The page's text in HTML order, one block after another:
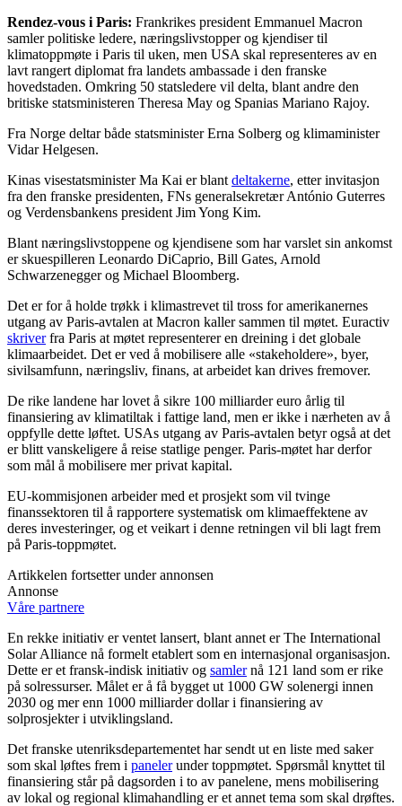
Rendez-vous i Paris: Frankrikes president Emmanuel Macron
samler politiske ledere, næringslivstopper og kjendiser til
klimatoppmøte i Paris til uken, men USA skal representeres av en
lavt rangert diplomat fra landets ambassade i den franske
hovedstaden. Omkring 50 statsledere vil delta, blant andre den
britiske statsministeren Theresa May og Spanias Mariano Rajoy.
Fra Norge deltar både statsminister Erna Solberg og klimaminister
Vidar Helgesen.
Kinas visestatsminister Ma Kai er blant deltakerne, etter invitasjon
fra den franske presidenten, FNs generalsekretær António Guterres
og Verdensbankens president Jim Yong Kim.
Blant næringslivstoppene og kjendisene som har varslet sin ankomst
er skuespilleren Leonardo DiCaprio, Bill Gates, Arnold
Schwarzenegger og Michael Bloomberg.
Det er for å holde trøkk i klimastrevet til tross for amerikanernes
utgang av Paris-avtalen at Macron kaller sammen til møtet. Euractiv
skriverfra Paris at møtet representerer en dreining i det globale
klimaarbeidet. Det er ved å mobilisere alle «stakeholdere», byer,
sivilsamfunn, næringsliv, finans, at arbeidet kan drives fremover.
De rike landene har lovet å sikre 100 milliarder euro årlig til
finansiering av klimatiltak i fattige land, men er ikke i nærheten av å
oppfylle dette løftet. USAs utgang av Paris-avtalen betyr også at det
er blitt vanskeligere å reise statlige penger. Paris-møtet har derfor
som mål å mobilisere mer privat kapital.
EU-kommisjonen arbeider med et prosjekt som vil tvinge
finanssektoren til å rapportere systematisk om klimaeffektene av
deres investeringer, og et veikart i denne retningen vil bli lagt frem
på Paris-toppmøtet.
Artikkelen fortsetter under annonsen
Annonse
Våre partnere
En rekke initiativ er ventet lansert, blant annet er The International
Solar Alliance nå formelt etablert som en internasjonal organisasjon.
Dette er et fransk-indisk initiativ og samlernå 121 land som er rike
på solressurser. Målet er å få bygget ut 1000 GW solenergi innen
2030 og mer enn 1000 milliarder dollar i finansiering av
solprosjekter i utviklingsland.
Det franske utenriksdepartementet har sendt ut en liste med saker
som skal løftes frem i panelerunder toppmøtet. Spørsmål knyttet til
finansiering står på dagsorden i to av panelene, mens mobilisering
av lokal og regional klimahandling er et annet tema som skal drøftes.